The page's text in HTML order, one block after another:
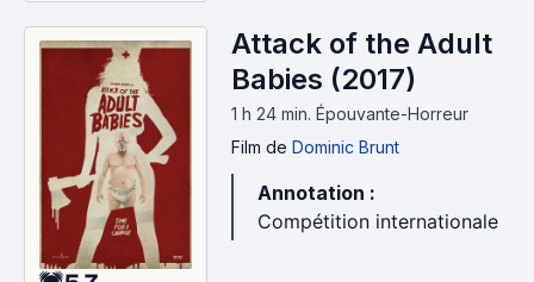
Attack of the Adult
Babies (2017)
1 h 24 min. Épouvante-Horreur
Film de Dominic Brunt
Annotation :
Compétition internationale